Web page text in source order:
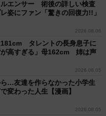
3/9
ルエンサー 術後の詳しい検査
姿にファン「驚きの回復力!!」
2026.08.06
181cm タレントの長身息子に
が高すぎる」母162cm 姉は声
2026.08.05
…友達を作らなかった小学生
変わった人生【漫画】
2026.08.05